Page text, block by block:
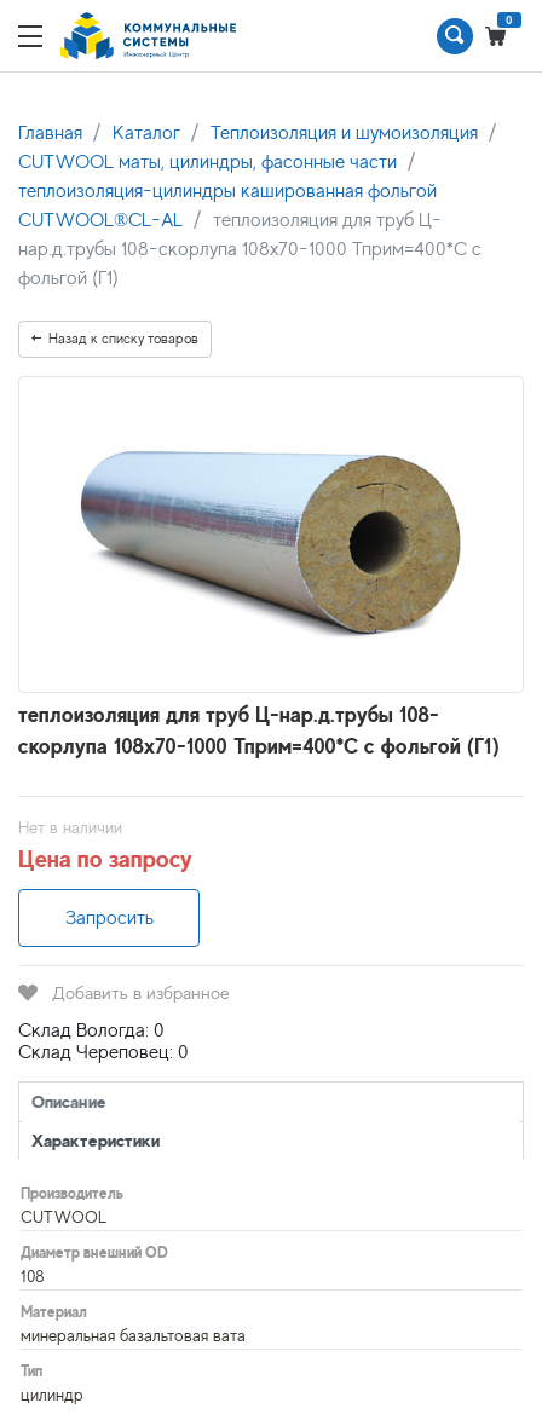
0
Главная Каталог
Теплоизоляция и шумоизоляция
CUTWOOL маты, цилиндры, фасонные части
теплоизоляция-цилиндры кашированная фольгой
CUTWOOL®CL-AL
теплоизоляция для труб Ц-
нар.д.трубы 108-скорлупа 108х70-1000 Тприм=400*С с
фольгой (Г1)
Назад к списку товаров
теплоизоляция для труб Ц-нар.д.трубы 108-
скорлупа 108х70-1000 Тприм=400*С с фольгой (Г1)
Нет в наличии
Цена по запросу
Запросить
Добавить в избранное
Склад Вологда: 0
Склад Череповец: 0
Описание
Характеристики
Производитель
CUTWOOL
Диаметр внешний OD
108
Материал
минеральная базальтовая вата
Тип
цилиндр